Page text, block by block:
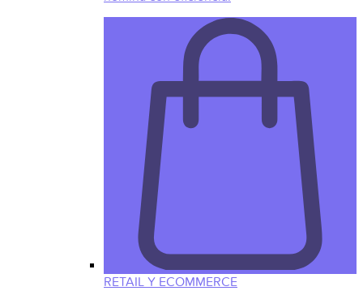
RETAIL Y ECOMMERCE